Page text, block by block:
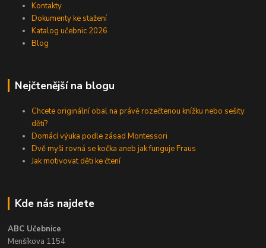
Kontakty
Dokumenty ke stažení
Katalog učebnic 2026
Blog
Nejčtenější na blogu
Chcete originální obal na právě rozečtenou knížku nebo sešity
dětí?
Domácí výuka podle zásad Montessori
Dvě myši rovná se kočka aneb jak funguje Fraus
Jak motivovat děti ke čtení
Kde nás najdete
ABC Učebnice
Menšíkova 1154